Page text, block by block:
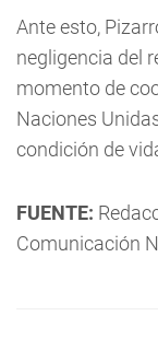
Ante esto,
negligencia del
momento de
Naciones
condición de
FUENTE:
Comunicación